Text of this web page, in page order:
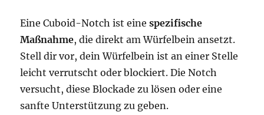
Eine Cuboid-Notch ist einespezifische
Maßnahme, die direkt am Würfelbein ansetzt.
Stell dir vor, dein Würfelbein ist an einer Stelle
leicht verrutscht oder blockiert. Die Notch
versucht, diese Blockade zu lösen oder eine
sanfte Unterstützung zu geben.